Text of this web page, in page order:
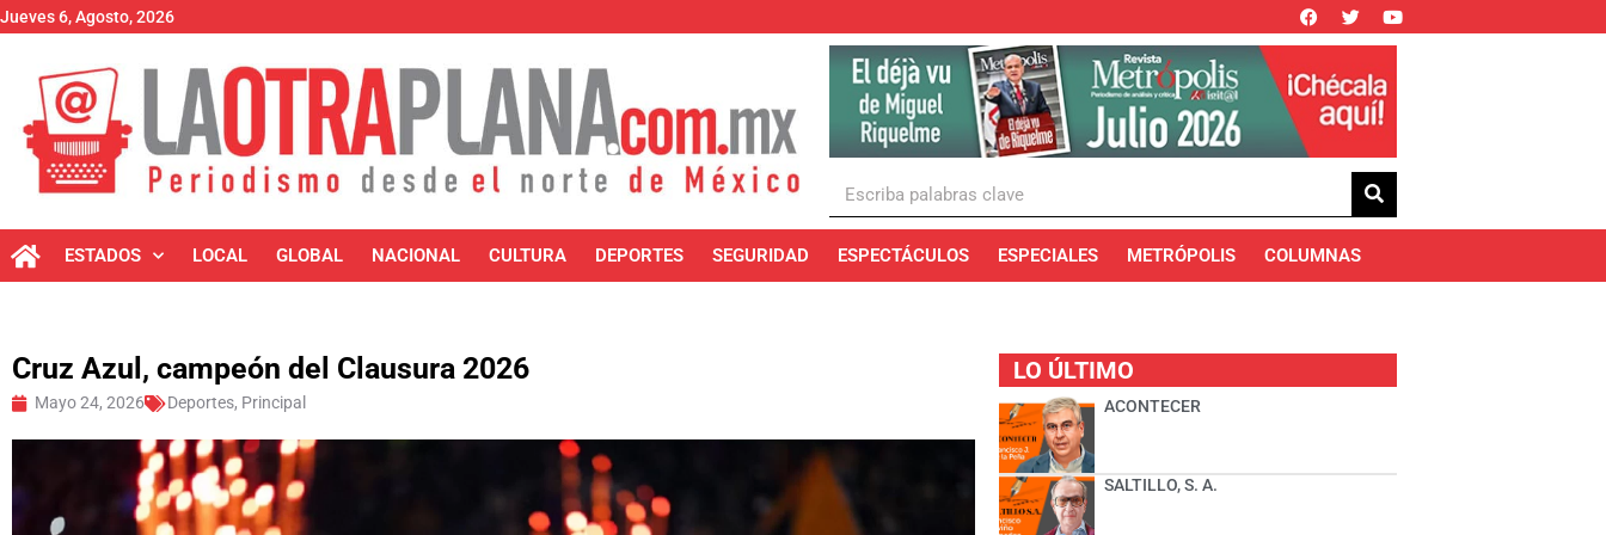
Jueves 6, Agosto, 2026
ESTADOS LOCAL GLOBAL NACIONAL CULTURA DEPORTES SEGURIDAD ESPECTÁCULOS ESPECIALES METRÓPOLIS COLUMNAS
Cruz Azul, campeón del Clausura 2026
Mayo 24, 2026 Deportes, Principal
LO ÚLTIMO
ACONTECER
SALTILLO, S. A.